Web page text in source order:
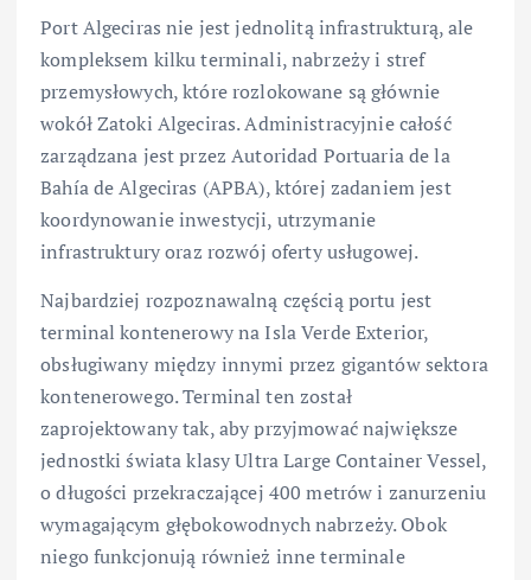
Port Algeciras nie jest jednolitą infrastrukturą, ale
kompleksem kilku terminali, nabrzeży i stref
przemysłowych, które rozlokowane są głównie
wokół Zatoki Algeciras. Administracyjnie całość
zarządzana jest przez Autoridad Portuaria de la
Bahía de Algeciras (APBA), której zadaniem jest
koordynowanie inwestycji, utrzymanie
infrastruktury oraz rozwój oferty usługowej.
Najbardziej rozpoznawalną częścią portu jest
terminal kontenerowy na Isla Verde Exterior,
obsługiwany między innymi przez gigantów sektora
kontenerowego. Terminal ten został
zaprojektowany tak, aby przyjmować największe
jednostki świata klasy Ultra Large Container Vessel,
o długości przekraczającej 400 metrów i zanurzeniu
wymagającym głębokowodnych nabrzeży. Obok
niego funkcjonują również inne terminale